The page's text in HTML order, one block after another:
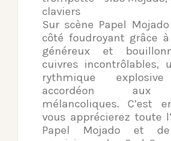
claviers
Sur scène Papel
côté foudroyant grâce
généreux et
cuivres incontrôlables,
rythmique
accordéon aux
mélancoliques. C’est
vous apprécierez toute
Papel Mojado et